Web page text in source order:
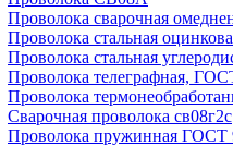
Проволока сварочная
Проволока стальная
Проволока стальная
Проволока телеграфная,
Проволока
Сварочная проволока св08г2с
Проволока пружинная ГОСТ